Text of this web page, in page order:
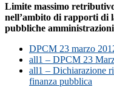
Limite massimo
nell’ambito di rapporti di
pubbliche
DPCM 23 marzo
all1 – DPCM 23
all1 – Dichiarazione
finanza pubblica